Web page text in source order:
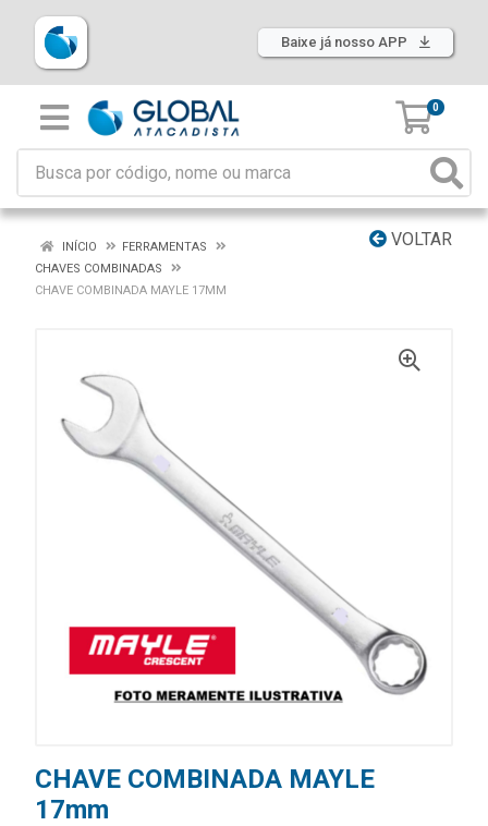
Baixe já nosso APP
0
VOLTAR
INÍCIO
FERRAMENTAS
CHAVES COMBINADAS
CHAVE COMBINADA MAYLE 17MM
CHAVE COMBINADA MAYLE
17mm